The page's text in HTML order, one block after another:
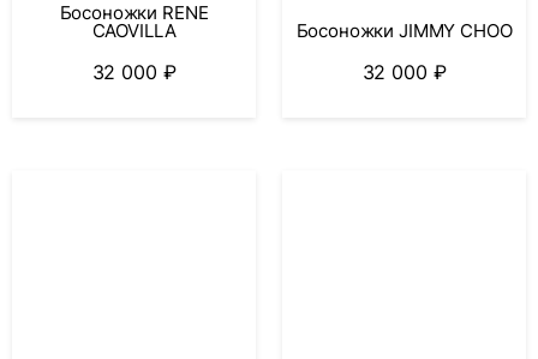
Босоножки RENE
CAOVILLA
32 000 ₽
Босоножки JIMMY CHOO
32 000 ₽